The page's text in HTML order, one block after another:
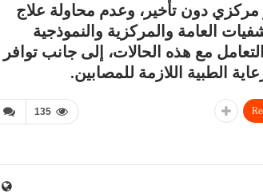
دون تأخير، وعدم محاولة علاج
العامة والمركزية والنموذجية
مع هذه الحالات، إلى جانب توافر
الطبية اللازمة للمصابين.
135